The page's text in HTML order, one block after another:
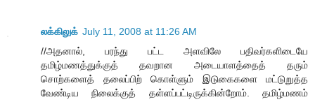
லக்கிலுக் July 11, 2008 at 11:26 AM
//அதனால், பரந்து பட்ட அளவிலே பதிவர்களிடையே
தமிழ்மணத்துக்குத் தவறான அடையாளத்தைத் தரும்
சொற்களைத் தலைப்பிற் கொள்ளும் இடுகைகளை மட்டுறுத்த
வேண்டிய நிலைக்குத் தள்ளப்பட்டிருக்கின்றோம். தமிழ்மணம்